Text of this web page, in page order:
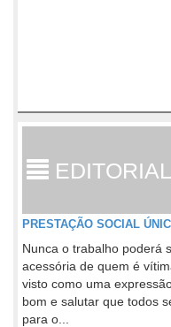
EDITORIAL
PRESTAÇÃO SOCIAL
Nunca o trabalho poderá
acessória de quem é
visto como uma
bom e salutar que todos
para o...